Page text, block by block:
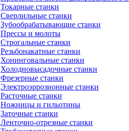
Токарные станки
Сверлильные станки
Зубообрабатывающие станки
Прессы и молоты
Строгальные станки
Резьбонакатные станки
Хонинговальные станки
Холодновысадочные станки
Фрезерные станки
Электроэррозионные станки
Расточные станки
Ножницы и гильотины
Заточные станки
Ленточно-отрезные станки